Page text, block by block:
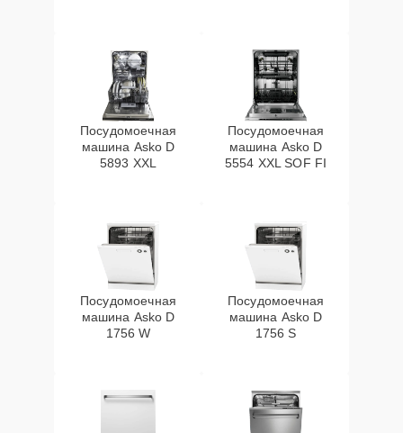
Посудомоечная
машина Asko D
5893 XXL
Посудомоечная
машина Asko D
5554 XXL SOF FI
Посудомоечная
машина Asko D
1756 W
Посудомоечная
машина Asko D
1756 S